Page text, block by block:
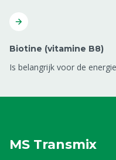
Biotine (vitamine B8)
Is belangrijk voor de
MS Transmix